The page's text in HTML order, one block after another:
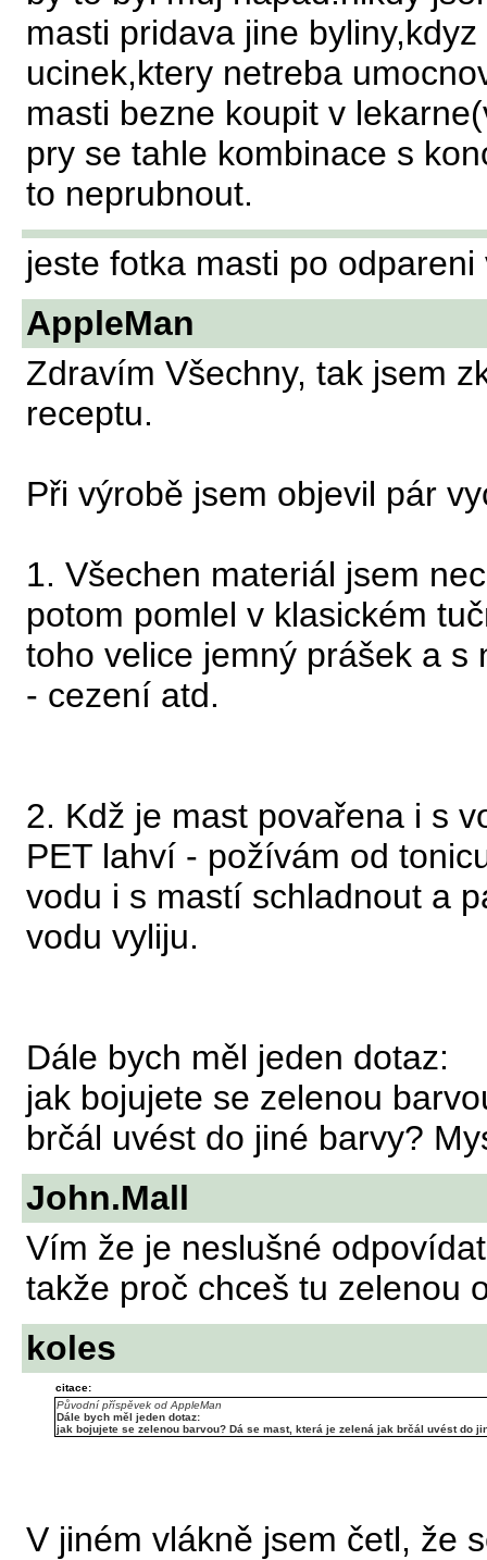
masti pridava jine
ucinek,ktery netreba
masti bezne koupit v
pry se tahle kombinace s
to neprubnout.
jeste fotka masti po
AppleMan
Zdravím Všechny, tak jsem
receptu.
Při výrobě jsem objevil pár
1. Všechen materiál jsem
potom pomlel v klasickém
toho velice jemný prášek a
- cezení atd.
2. Kdž je mast povařena i s
PET lahví - požívám od
vodu i s mastí schladnout a
vodu vyliju.
Dále bych měl jeden dotaz:
jak bojujete se zelenou
brčál uvést do jiné barvy?
John.Mall
Vím že je neslušné
takže proč chceš tu zelenou
koles
citace:
Původní příspěvek od AppleMan
Dále bych měl jeden dotaz:
jak bojujete se zelenou barvou? Dá se mast, která je zelená jak brčál uvést do
V jiném vlákně jsem četl, že